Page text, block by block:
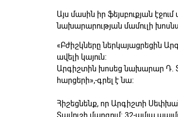
Այս մասին իր ֆեյսբուքյան
նախարարության մամուլի
«Բժիշկները ներկայացրեցին
ավելի կայուն։
Արգիշտին խոսեց նախարար Դ.
հարցերի»,-գրել է նա։
Հիշեցնենք, որ Արգիշտի
Տավուշի մարզում: 32-ամյա